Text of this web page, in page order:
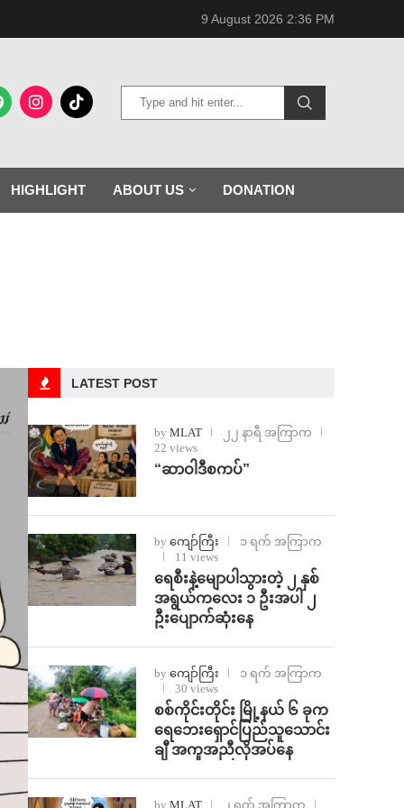
9 August 2026 2:36 PM
HIGHLIGHT ABOUT US DONATION
LATEST POST
by MLAT
၂၂ နာရီ အကြာက
22 views
“ဆာဝါဒီစကပ်”
by ကျော်ကြီး
၁ ရက် အကြာက
11 views
ရေစီးနဲ့မျောပါသွားတဲ့ ၂ နှစ်
အရွယ်ကလေး ၁ ဦးအပါ ၂
ဦးပျောက်ဆုံးနေ
by ကျော်ကြီး
၁ ရက် အကြာက
30 views
စစ်ကိုင်းတိုင်း မြို့နယ် ၆ ခုက
ရေဘေးရှောင်ပြည်သူသောင်း
ချီ အကူအညီလိုအပ်နေ
by MLAT ၂ ရက် အကြာက